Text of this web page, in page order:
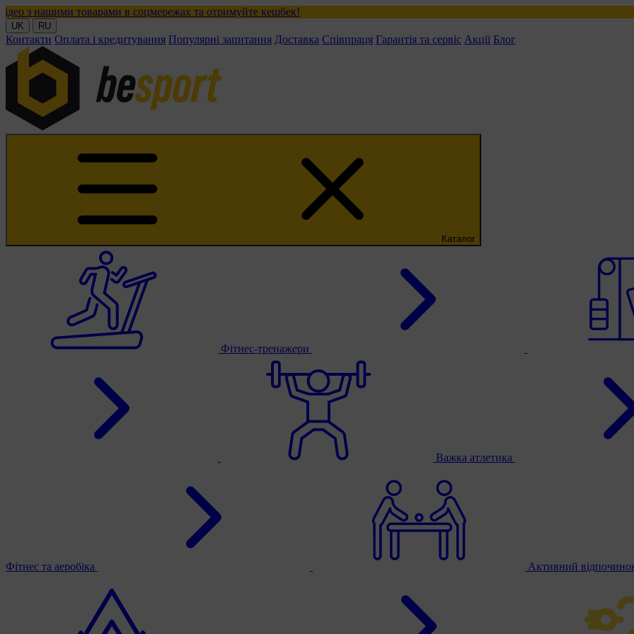
в соцмережах та отримуйте кешбек!
UK RU
Контакти Оплата і кредитування Популярні запитання Доставка Співпраця Гарантія та сервіс Акції Блог
Каталог
Фітнес-тренажери
Важка атлетика
Фітнес та аеробіка Активний